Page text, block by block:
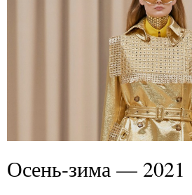
Осень-зима — 2021